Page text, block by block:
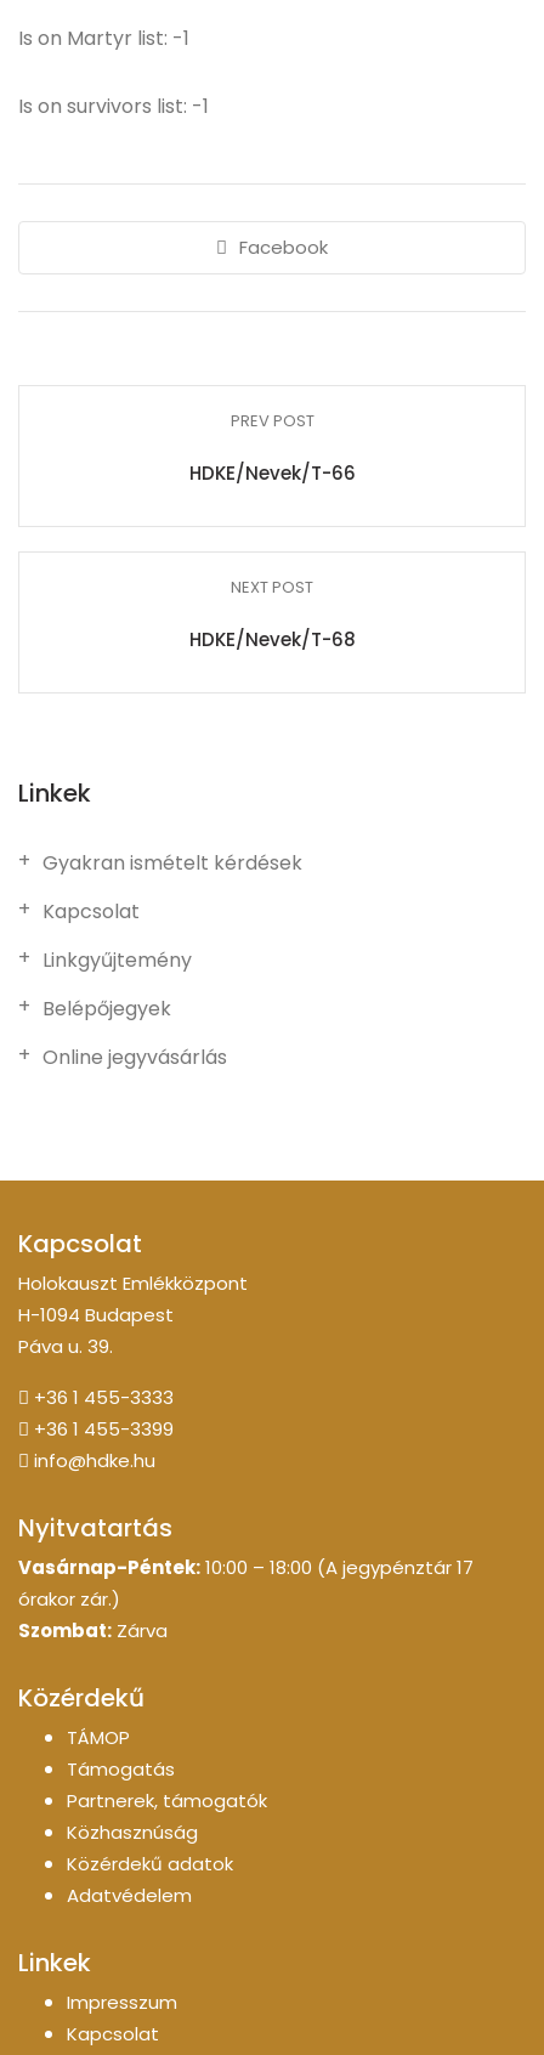
Is on Martyr list: -1
Is on survivors list: -1
Facebook
PREV POST
HDKE/Nevek/T-66
NEXT POST
HDKE/Nevek/T-68
Linkek
Gyakran ismételt kérdések
Kapcsolat
Linkgyűjtemény
Belépőjegyek
Online jegyvásárlás
Kapcsolat
Holokauszt Emlékközpont
H-1094 Budapest
Páva u. 39.
+36 1 455-3333
+36 1 455-3399
info@hdke.hu
Nyitvatartás
Vasárnap-Péntek:10:00 – 18:00 (A jegypénztár 17
órakor zár.)
Szombat: Zárva
Közérdekű
TÁMOP
Támogatás
Partnerek, támogatók
Közhasznúság
Közérdekű adatok
Adatvédelem
Linkek
Impresszum
Kapcsolat